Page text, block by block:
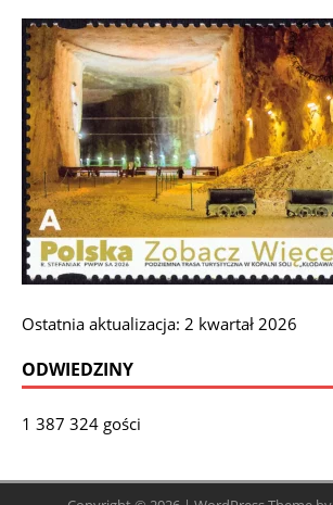
Ostatnia aktualizacja: 2 kwartał 2026
ODWIEDZINY
1 387 324 gości